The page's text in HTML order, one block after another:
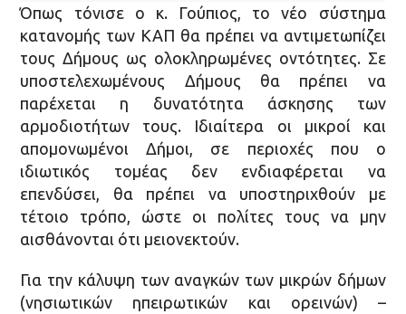
Όπως τόνισε ο κ. Γούπιος, το νέο σύστημα
κατανομής των ΚΑΠ θα πρέπει να αντιμετωπίζει
τους Δήμους ως ολοκληρωμένες οντότητες. Σε
υποστελεχωμένους Δήμους θα πρέπει να
παρέχεται η δυνατότητα άσκησης των
αρμοδιοτήτων τους. Ιδιαίτερα οι μικροί και
απομονωμένοι Δήμοι, σε περιοχές που ο
ιδιωτικός τομέας δεν ενδιαφέρεται να
επενδύσει, θα πρέπει να υποστηριχθούν με
τέτοιο τρόπο, ώστε οι πολίτες τους να μην
αισθάνονται ότι μειονεκτούν.
Για την κάλυψη των αναγκών των μικρών δήμων
(νησιωτικών ηπειρωτικών και ορεινών) –